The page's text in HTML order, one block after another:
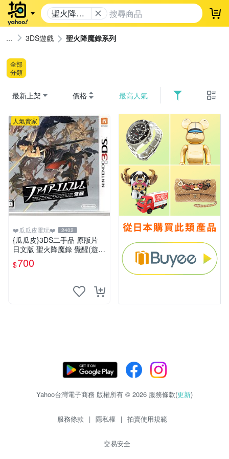
聖火降魔
錄系列
登
3DS遊戲 聖火降魔錄系列
全部
分類
最新上架 價格 最高人氣
人氣賣家
❤️瓜瓜皮電玩❤️ 2402
{瓜瓜皮}3DS二手品 原版片
日文版 聖火降魔錄 覺醒(遊戲
都能回收)
$700
Yahoo台灣電子商務 版權所有 © 2026 服務條款(更新)
服務條款 | 隱私權 | 拍賣使用規範
交易安全